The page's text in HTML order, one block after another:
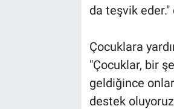
da teşvik eder."
Çocuklara
"Çocuklar, bir
geldiğince
destek